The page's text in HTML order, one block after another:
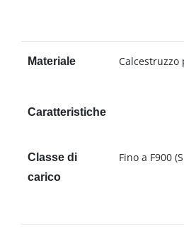
Materiale Calcestruzzo
Caratteristiche
Classe di
carico
Fino a F900